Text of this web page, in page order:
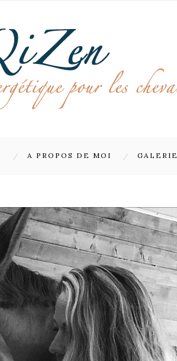
A PROPOS DE MOI GALERIE